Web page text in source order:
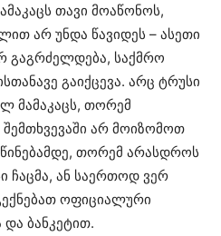
თავი მოაწონოს,
არ უნდა წავიდეს – ასეთი
გაგრძელდება, საქმრო
გაიქცევა. არც ტრუსი
მამაკაცს, თორემ
არ მოიზომოთ
თორემ არასდროს
ჩაცმა, ან საერთოდ ვერ
ოფიციალური
ბანკეტით.